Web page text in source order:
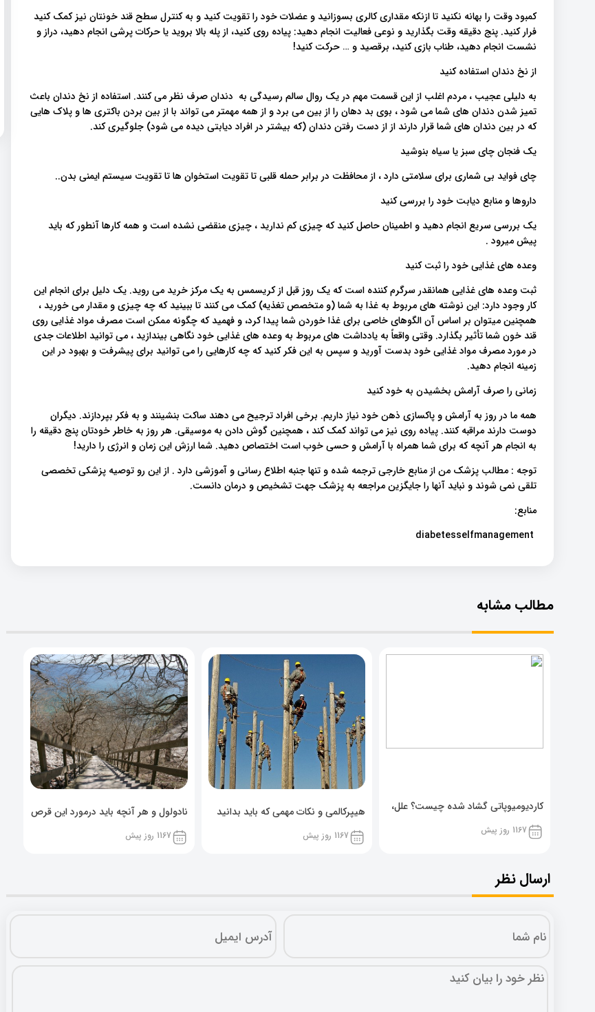
کمبود وقت را بهانه نکنید تا ازنکه مقداری کالری بسوزانید و عضلات خود را تقویت کنید و به کنترل سطح قند خونتان نیز کمک کنید
فرار کنید. پنج دقیقه وقت بگذارید و نوعی فعالیت انجام دهید: پیاده روی کنید، از پله بالا بروید یا حرکات پرشی انجام دهید، دراز و
نشست انجام دهید، طناب بازی کنید، برقصید و … حرکت کنید!
از نخ دندان استفاده کنید
به دلیلی عجیب ، مردم اغلب از این قسمت مهم در یک روال سالم رسیدگی به دندان صرف نظر می کنند. استفاده از نخ دندان باعث
تمیز شدن دندان های شما می شود ، بوی بد دهان را از بین می برد و از همه مهمتر می تواند با از بین بردن باکتری ها و پلاک هایی
که در بین دندان های شما قرار دارند از از دست رفتن دندان (که بیشتر در افراد دیابتی دیده می شود) جلوگیری کند.
یک فنجان چای سبز یا سیاه بنوشید
چای فواید بی شماری برای سلامتی دارد ، از محافظت در برابر حمله قلبی تا تقویت استخوان ها تا تقویت سیستم ایمنی بدن..
داروها و منابع دیابت خود را بررسی کنید
یک بررسی سریع انجام دهید و اطمینان حاصل کنید که چیزی کم ندارید ، چیزی منقضی نشده است و همه کارها آنطور که باید
پیش میرود .
وعده های غذایی خود را ثبت کنید
ثبت وعده های غذایی همانقدر سرگرم کننده است که یک روز قبل از کریسمس به یک مرکز خرید می روید. یک دلیل برای انجام این
کار وجود دارد: این نوشته های مربوط به غذا به شما (و متخصص تغذیه) کمک می کنند تا ببینید که چه چیزی و مقدار می خورید ،
همچنین میتوان بر اساس آن الگوهای خاصی برای غذا خوردن شما پیدا کرد، و فهمید که چگونه ممکن است مصرف مواد غذایی روی
قند خون شما تأثیر بگذارد. وقتی واقعاً به یادداشت های مربوط به وعده های غذایی خود نگاهی بیندازید ، می توانید اطلاعات جدی
در مورد مصرف مواد غذایی خود بدست آورید و سپس به این فکر کنید که چه کارهایی را می توانید برای پیشرفت و بهبود در این
زمینه انجام دهید.
زمانی را صرف آرامش بخشیدن به خود کنید
همه ما در روز به آرامش و پاکسازی ذهن خود نیاز داریم. برخی افراد ترجیح می دهند ساکت بنشینند و به فکر بپردازند. دیگران
دوست دارند مراقبه کنند. پیاده روی نیز می تواند کمک کند ، همچنین گوش دادن به موسیقی. هر روز به خاطر خودتان پنج دقیقه را
به انجام هر آنچه که برای شما همراه با آرامش و حسی خوب است اختصاص دهید. شما ارزش این زمان و انرژی را دارید!
توجه : مطالب پزشک من از منابع خارجی ترجمه شده و تنها جنبه اطلاع رسانی و آموزشی دارد . از این رو توصیه پزشکی تخصصی
تلقی نمی شوند و نباید آنها را جایگزین مراجعه به پزشک جهت تشخیص و درمان دانست.
منابع:
مطالب مشابه
کاردیومیوپاتی گشاد شده چیست؟ علل،
پیشگیری و نشانه ها
1167 روز پیش
هیپرکالمی و نکات مهمی که باید بدانید
1167 روز پیش
نادولول و هر آنچه باید درمورد این قرص
خوراکی بدانید!
1167 روز پیش
ارسال نظر